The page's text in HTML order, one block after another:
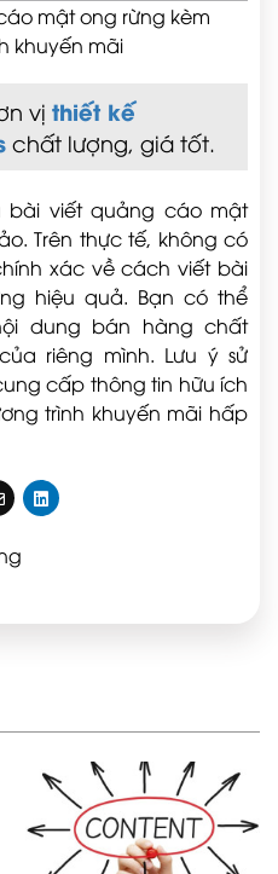
mật ong rừng kèm
khuyến mãi
vị thiết kế
chất lượng, giá tốt.
bài viết quảng cáo mật
Trên thực tế, không có
xác về cách viết bài
hiệu quả. Bạn có thể
dung bán hàng chất
riêng mình. Lưu ý sử
cấp thông tin hữu ích
trình khuyến mãi hấp